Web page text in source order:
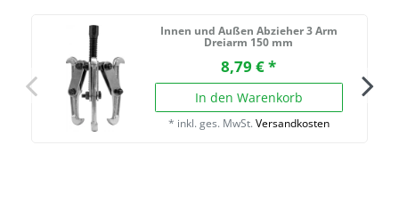
Innen und Außen Abzieher 3 Arm
Dreiarm 150 mm
8,79 € *
In den Warenkorb
* inkl. ges. MwSt. Versandkosten